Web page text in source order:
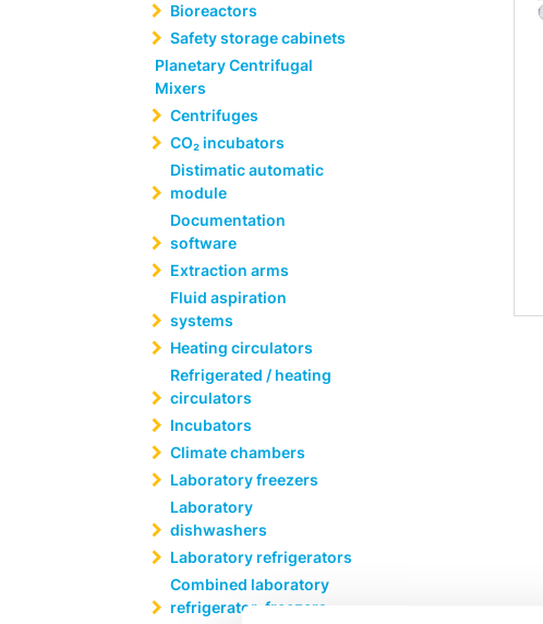
Bioreactors
Safety storage cabinets
Planetary Centrifugal
Mixers
Centrifuges
CO₂ incubators
Distimatic automatic
module
Documentation
software
Extraction arms
Fluid aspiration
systems
Heating circulators
Refrigerated / heating
circulators
Incubators
Climate chambers
Laboratory freezers
Laboratory
dishwashers
Laboratory refrigerators
Combined laboratory
refrigerator-freezers